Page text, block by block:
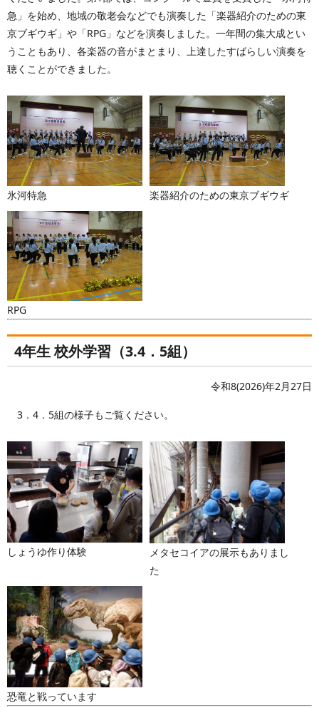
急」を始め、地域の敬老会などでも演奏した「楽器紹介のための東
京ブギウギ」や「RPG」などを演奏しました。一年間の集大成とい
うこともあり、各楽器の音がまとまり、上達したすばらしい演奏を
聴くことができました。
氷河特急 楽器紹介のための東京ブギウギ
RPG
4年生 校外学習（3.4．5組）
令和8(2026)年2月27日
3．4．5組の様子もご覧ください。
しょうゆ作り体験
メタセコイアの展示もありまし
た
恐竜と戦っています